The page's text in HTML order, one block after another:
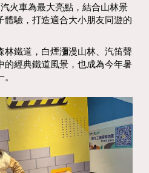
火車為最大亮點，結合山林景
體驗，打造適合大小朋友同遊的
林鐵道，白煙瀰漫山林、汽笛聲
的經典鐵道風景，也成為今年暑